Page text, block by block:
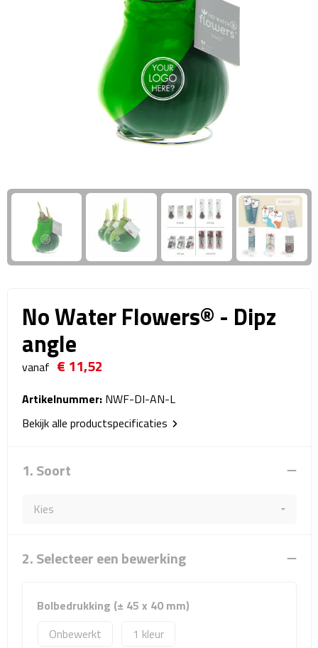
Documententassen
Laptophoezen & -tassen
Reistassen & Trolleys
Reistassen
Trolleys
Reistassensets
Weekendtassen
Duffeltassen
Autotassen
Toilettassen
Rugzakken
Promo rugzakjes
Wellness Giftsets
No Water Flowers® - Dipz
angle
vanaf € 11,52
Artikelnummer: NWF-DI-AN-L
Bekijk alle productspecificaties
1. Soort
2. Selecteer een bewerking
Bolbedrukking (± 45 x 40 mm)
Onbewerkt
1